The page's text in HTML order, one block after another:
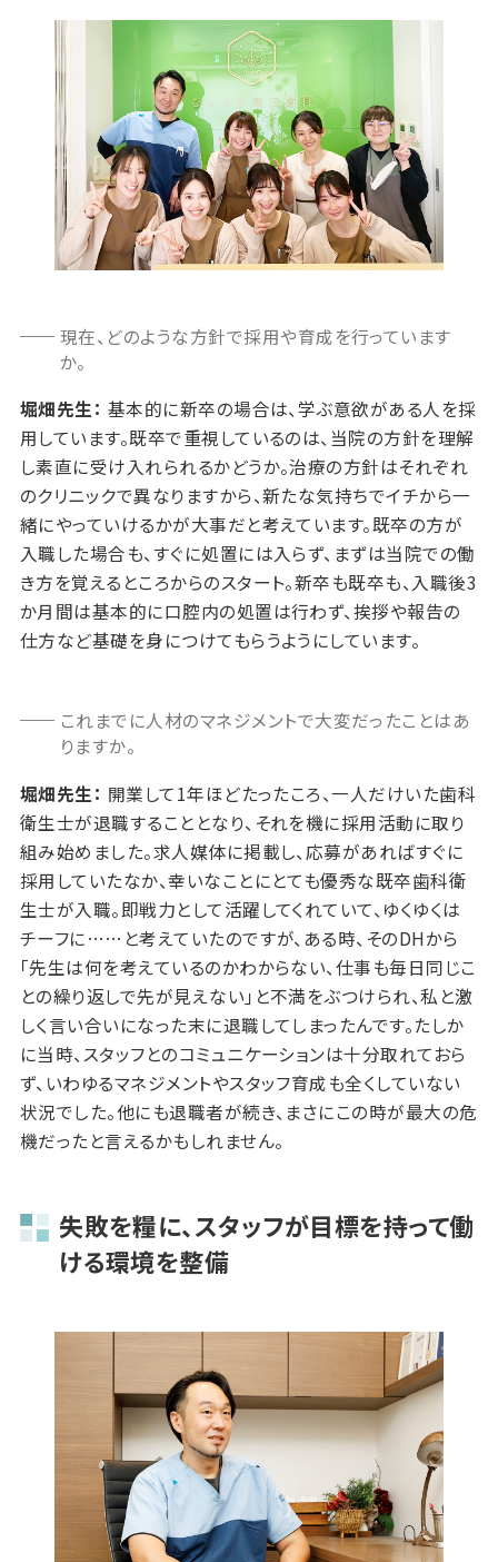
現在、どのような方針で採用や育成を行っています
か。
堀畑先生： 基本的に新卒の場合は、学ぶ意欲がある人を採
用しています。既卒で重視しているのは、当院の方針を理解
し素直に受け入れられるかどうか。治療の方針はそれぞれ
のクリニックで異なりますから、新たな気持ちでイチから一
緒にやっていけるかが大事だと考えています。既卒の方が
入職した場合も、すぐに処置には入らず、まずは当院での働
き方を覚えるところからのスタート。新卒も既卒も、入職後3
か月間は基本的に口腔内の処置は行わず、挨拶や報告の
仕方など基礎を身につけてもらうようにしています。
これまでに人材のマネジメントで大変だったことはあ
りますか。
堀畑先生： 開業して1年ほどたったころ、一人だけいた歯科
衛生士が退職することとなり、それを機に採用活動に取り
組み始めました。求人媒体に掲載し、応募があればすぐに
採用していたなか、幸いなことにとても優秀な既卒歯科衛
生士が入職。即戦力として活躍してくれていて、ゆくゆくは
チーフに……と考えていたのですが、ある時、そのDHから
「先生は何を考えているのかわからない、仕事も毎日同じこ
との繰り返しで先が見えない」と不満をぶつけられ、私と激
しく言い合いになった末に退職してしまったんです。たしか
に当時、スタッフとのコミュニケーションは十分取れておら
ず、いわゆるマネジメントやスタッフ育成も全くしていない
状況でした。他にも退職者が続き、まさにこの時が最大の危
機だったと言えるかもしれません。
失敗を糧に、スタッフが目標を持って働
ける環境を整備